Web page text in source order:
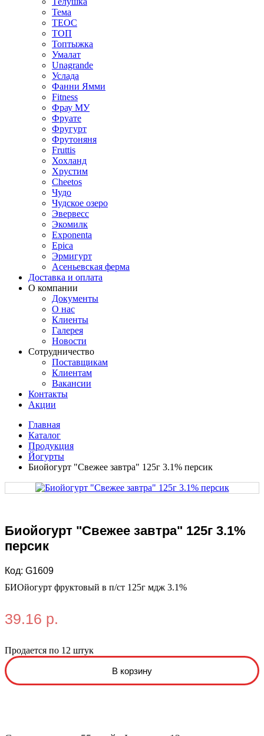
Тема
ТЕОС
ТОП
Топтыжка
Умалат
Unagrande
Услада
Фанни Ямми
Fitness
Фрау МУ
Фруате
Фругурт
Фрутоняня
Fruttis
Хохланд
Хрустим
Cheetos
Чудо
Чудское озеро
Эвервесс
Экомилк
Exponenta
Epica
Эрмигурт
Асеньевская ферма
Доставка и оплата
О компании
Документы
О нас
Клиенты
Галерея
Новости
Сотрудничество
Поставщикам
Клиентам
Вакансии
Контакты
Акции
Главная
Каталог
Продукция
Йогурты
Биойогурт "Свежее завтра" 125г 3.1% персик
Биойогурт "Свежее завтра" 125г 3.1%
персик
Код: G1609
БИОйогурт фруктовый в п/ст 125г мдж 3.1%
39.16 р.
Продается по 12 штук